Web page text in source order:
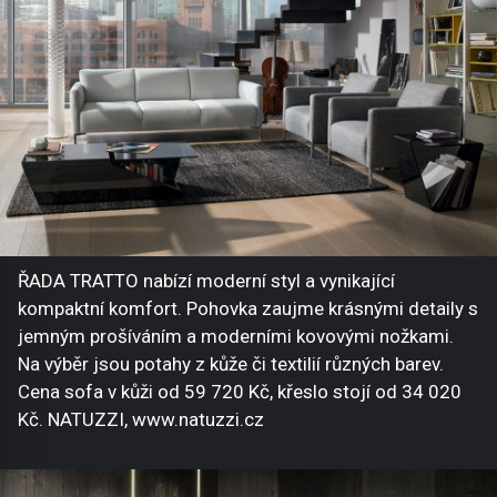
ŘADA TRATTO nabízí moderní styl a vynikající
kompaktní komfort. Pohovka zaujme krásnými detaily s
jemným prošíváním a moderními kovovými nožkami.
Na výběr jsou potahy z kůže či textilií různých barev.
Cena sofa v kůži od 59 720 Kč, křeslo stojí od 34 020
Kč. NATUZZI, www.natuzzi.cz